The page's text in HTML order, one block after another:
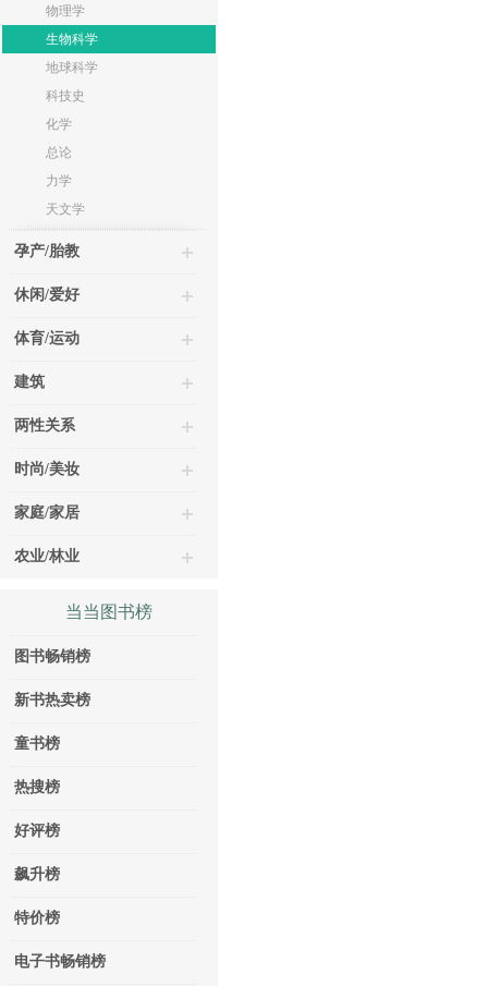
物理学
生物科学
地球科学
科技史
化学
总论
力学
天文学
孕产/胎教
休闲/爱好
体育/运动
建筑
两性关系
时尚/美妆
家庭/家居
农业/林业
当当图书榜
图书畅销榜
新书热卖榜
童书榜
热搜榜
好评榜
飙升榜
特价榜
电子书畅销榜